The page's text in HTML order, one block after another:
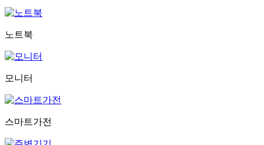
노트북
모니터
스마트가전